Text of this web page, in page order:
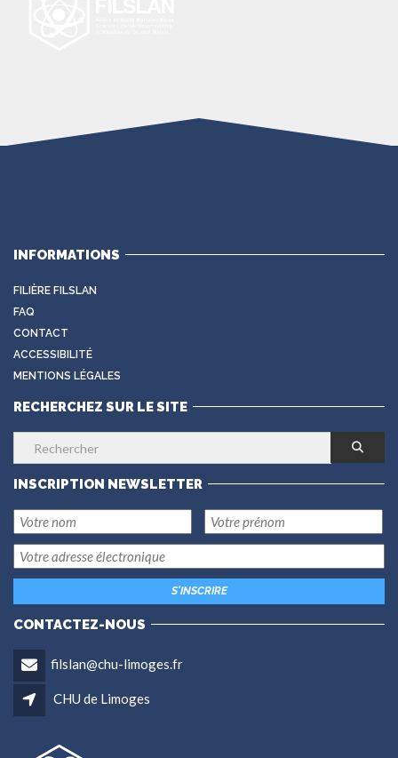
INFORMATIONS
FILIÈRE FILSLAN
FAQ
CONTACT
ACCESSIBILITÉ
MENTIONS LÉGALES
RECHERCHEZ SUR LE SITE
INSCRIPTION NEWSLETTER
CONTACTEZ-NOUS
filslan@chu-limoges.fr
CHU de Limoges